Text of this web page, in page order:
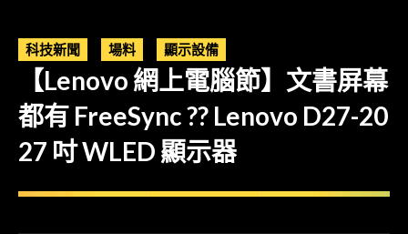
科技新聞 場料 顯示設備
【Lenovo 網上電腦節】文書屏幕
都有 FreeSync ?? Lenovo D27-20
27 吋 WLED 顯示器